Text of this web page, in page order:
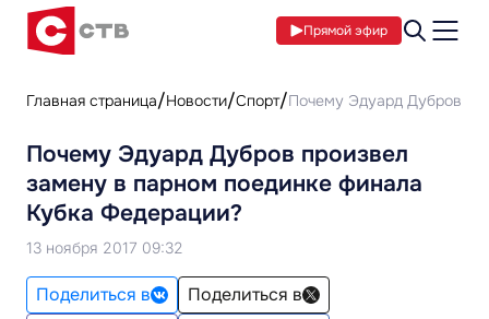
Прямой эфир
Главная страница Новости Спорт Почему Эдуард Дубров
Почему Эдуард Дубров произвел
замену в парном поединке финала
Кубка Федерации?
13 ноября 2017 09:32
Поделиться в
Поделиться в